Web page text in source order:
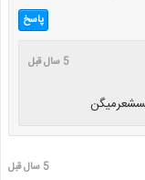
پاسخ
5 سال قبل
5 سال قبل